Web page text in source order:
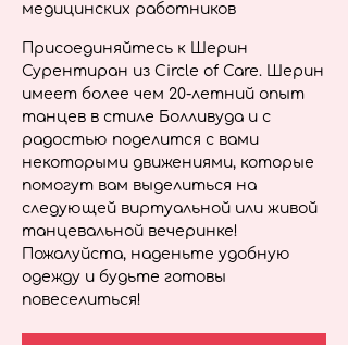
медицинских работников
Присоединяйтесь к Шерин
Сурентиран из Circle of Care. Шерин
имеет более чем 20-летний опыт
танцев в стиле Болливуда и с
радостью поделится с вами
некоторыми движениями, которые
помогут вам выделиться на
следующей виртуальной или живой
танцевальной вечеринке!
Пожалуйста, наденьте удобную
одежду и будьте готовы
повеселиться!